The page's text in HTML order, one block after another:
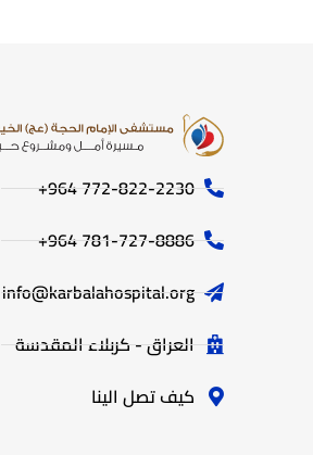
772-822-2230‏ 964+
781-727-8886 964+
info@karbalahospital.org
العراق - كربلاء المقدسة
كيف تصل الينا